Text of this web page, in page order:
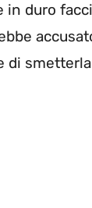
in duro
di